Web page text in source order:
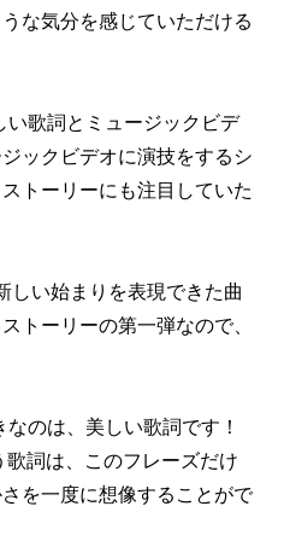
な気分を感じていただける
い歌詞とミュージックビデ
ックビデオに演技をするシ
トーリーにも注目していた
しい始まりを表現できた曲
トーリーの第一弾なので、
のは、美しい歌詞です！
詞は、このフレーズだけ
を一度に想像することがで